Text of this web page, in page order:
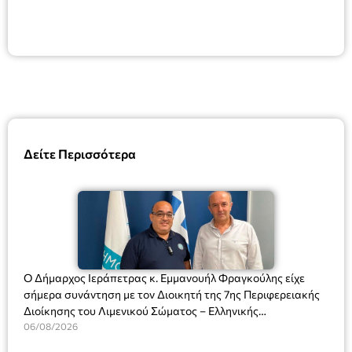
Δείτε Περισσότερα
Ο Δήμαρχος Ιεράπετρας κ. Εμμανουήλ Φραγκούλης είχε
σήμερα συνάντηση με τον Διοικητή της 7ης Περιφερειακής
Διοίκησης του Λιμενικού Σώματος – Ελληνικής
Ακτοφυλακής (Λ.Σ.-ΕΛ.ΑΚΤ.), Αρχιπλοίαρχο Λ.Σ. κ. Ιωάννη
06/08/2026